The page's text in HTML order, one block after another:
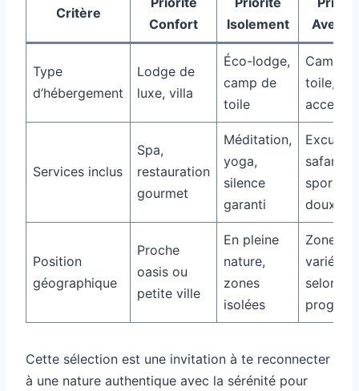
Critère
Confort
Isolement
Type
d’hébergement
Lodge de
luxe, villa
Éco-lodge,
camp de
toile
Camp
toile,
Services inclus
Spa,
restauration
gourmet
Méditation,
yoga,
silence
garanti
safaris,
sports
doux
Position
géographique
Proche
oasis ou
petite ville
En pleine
nature,
zones
isolées
Zones
variées
selon
Cette sélection est une invitation à te reconnecter
à une nature authentique avec la sérénité pour